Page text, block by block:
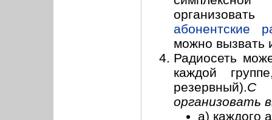
абонентские
можно вызвать
Радиосеть
каждой
резервный).С
организовать
а) каждого